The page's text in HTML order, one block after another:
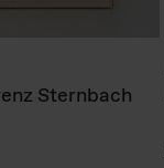
Sternbach